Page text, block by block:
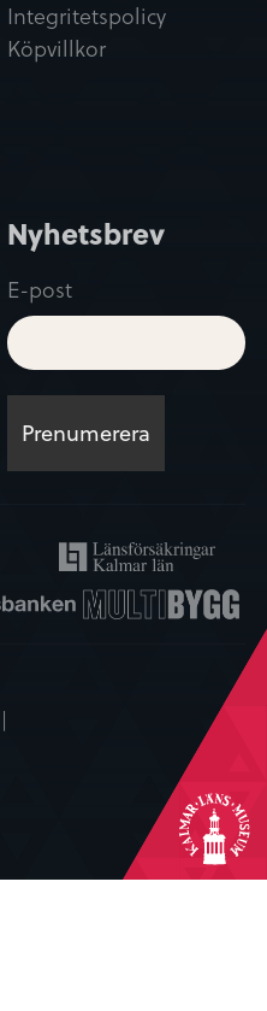
Integritetspolicy
Köpvillkor
Nyhetsbrev
E-post